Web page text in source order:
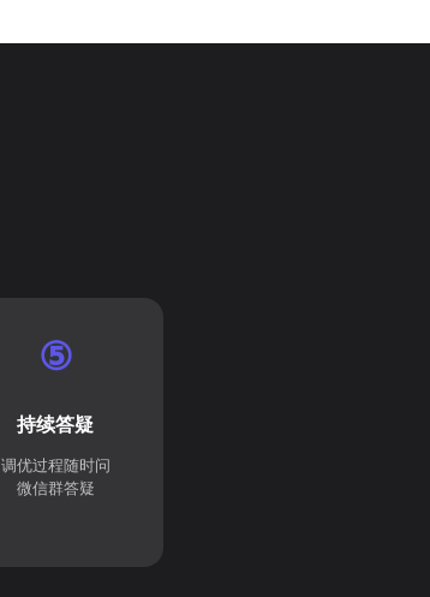
⑤
持续答疑
调优过程随时问
微信群答疑